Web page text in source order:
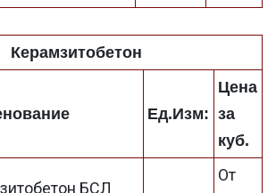
Керамзитобетон
Ед.Изм:
Цена
за
куб.
БСЛ
От